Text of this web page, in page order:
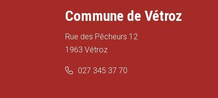
Commune de Vétroz
Rue des Pêcheurs 12
1963 Vétroz
027 345 37 70